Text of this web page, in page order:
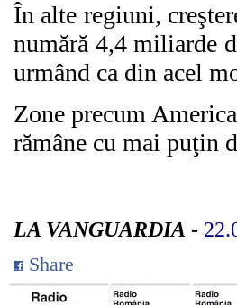
În alte regiuni,
numără 4,4 miliarde
urmând ca din acel
Zone precum
rămâne cu mai puţin
LA VANGUARDIA -
Share